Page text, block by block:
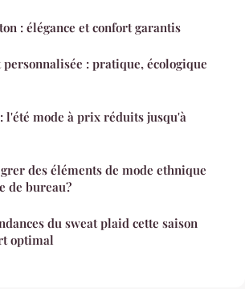
: élégance et confort garantis
: pratique, écologique
l'été mode à prix réduits jusqu'à
des éléments de mode ethnique
de bureau?
du sweat plaid cette saison
optimal